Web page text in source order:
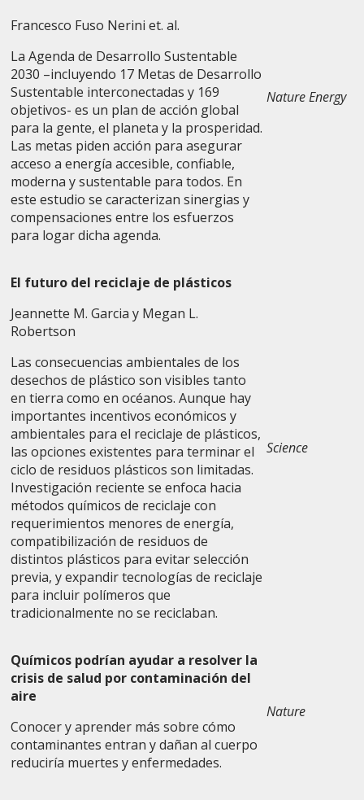
Francesco Fuso Nerini et. al.
La Agenda de Desarrollo Sustentable
2030 –incluyendo 17 Metas de Desarrollo
Sustentable interconectadas y 169
objetivos- es un plan de acción global
para la gente, el planeta y la prosperidad.
Las metas piden acción para asegurar
acceso a energía accesible, confiable,
moderna y sustentable para todos. En
este estudio se caracterizan sinergias y
compensaciones entre los esfuerzos
para logar dicha agenda.
Nature Energy
El futuro del reciclaje de plásticos
Jeannette M. Garcia y Megan L.
Robertson
Las consecuencias ambientales de los
desechos de plástico son visibles tanto
en tierra como en océanos. Aunque hay
importantes incentivos económicos y
ambientales para el reciclaje de plásticos,
las opciones existentes para terminar el
ciclo de residuos plásticos son limitadas.
Investigación reciente se enfoca hacia
métodos químicos de reciclaje con
requerimientos menores de energía,
compatibilización de residuos de
distintos plásticos para evitar selección
previa, y expandir tecnologías de reciclaje
para incluir polímeros que
tradicionalmente no se reciclaban.
Science
Químicos podrían ayudar a resolver la
crisis de salud por contaminación del
aire
Conocer y aprender más sobre cómo
contaminantes entran y dañan al cuerpo
reduciría muertes y enfermedades.
Nature